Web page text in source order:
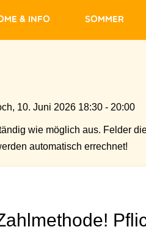
& Info Sommer
10. Juni 2026 18:30 - 20:00
wie möglich aus. Felder
automatisch errechnet!